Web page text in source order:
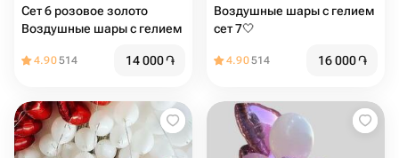
Сет 6 розовое золото
Воздушные шары с гелием
4.90514 14 000֏
Воздушные шары с гелием
сет 7🤍
4.90514 16 000֏